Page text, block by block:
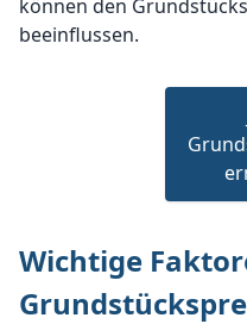
können den
beeinflussen.
Wichtige